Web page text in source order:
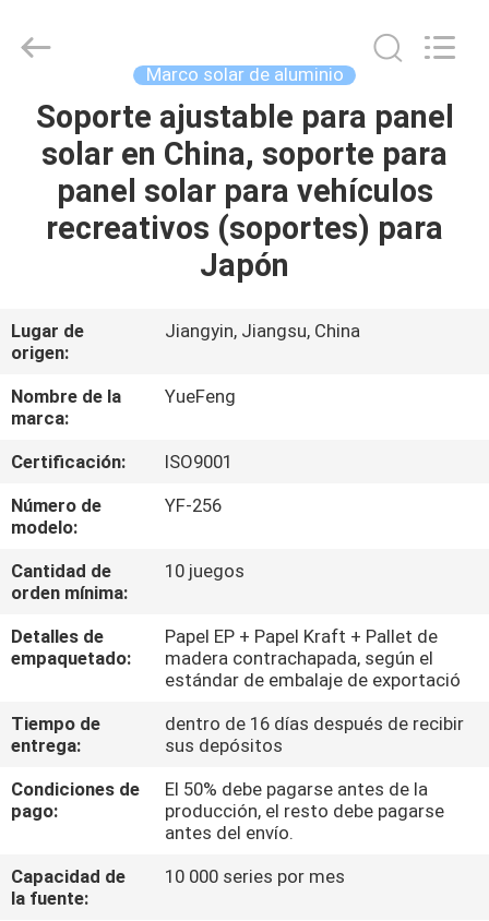
INICIO
PRODUCTOS
VISITA
A
LA
FÁBRICA
CONTROL
DE
CONTÁCTENOS
NOTICIAS
SOLICITAR
UNA
COTIZACIÓN
Rights
Marco solar de aluminio
Soporte ajustable para panel
solar en China, soporte para
panel solar para vehículos
recreativos (soportes) para
Japón
Lugar de
origen:
Jiangyin, Jiangsu, China
Nombre de la
marca:
YueFeng
Certificación:
ISO9001
Número de
modelo:
YF-256
Cantidad de
orden mínima:
10 juegos
Detalles de
empaquetado:
Papel EP + Papel Kraft + Pallet de
madera contrachapada, según el
estándar de embalaje de exportació
Tiempo de
entrega:
dentro de 16 días después de recibir
sus depósitos
Condiciones de
pago:
El 50% debe pagarse antes de la
producción, el resto debe pagarse
antes del envío.
Capacidad de
la fuente:
10 000 series por mes